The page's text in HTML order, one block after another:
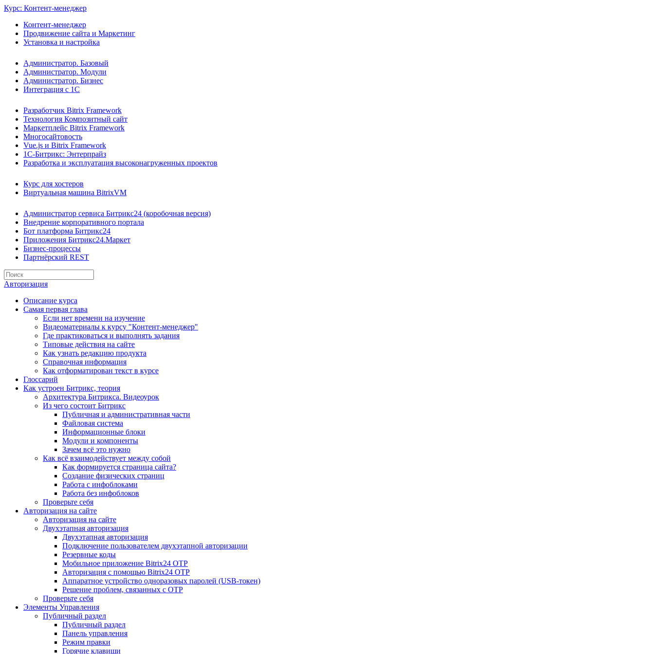
Курс: Контент-менеджер
Контент-менеджер
Продвижение сайта и Маркетинг
Установка и настройка
Администратор. Базовый
Администратор. Модули
Администратор. Бизнес
Интеграция с 1С
Разработчик Bitrix Framework
Технология Композитный сайт
Маркетплейс Bitrix Framework
Многосайтовость
Vue.js и Bitrix Framework
1С-Битрикс: Энтерпрайз
Разработка и эксплуатация высоконагруженных проектов
Курс для хостеров
Виртуальная машина BitrixVM
Администратор сервиса Битрикс24 (коробочная версия)
Внедрение корпоративного портала
Бот платформа Битрикс24
Приложения Битрикс24.Маркет
Бизнес-процессы
Партнёрский REST
Авторизация
Описание курса
Самая первая глава
Если нет времени на изучение
Видеоматериалы к курсу "Контент-менеджер"
Где практиковаться и выполнять задания
Типовые действия на сайте
Как узнать редакцию продукта
Справочная информация
Как отформатирован текст в курсе
Глоссарий
Как устроен Битрикс, теория
Архитектура Битрикса. Видеоурок
Из чего состоит Битрикс
Публичная и административная части
Файловая система
Информационные блоки
Модули и компоненты
Зачем всё это нужно
Как всё взаимодействует между собой
Как формируется страница сайта?
Создание физических страниц
Работа с инфоблоками
Работа без инфоблоков
Проверьте себя
Авторизация на сайте
Авторизация на сайте
Двухэтапная авторизация
Двухэтапная авторизация
Подключение пользователем двухэтапной авторизации
Резервные коды
Мобильное приложение Bitrix24 OTP
Авторизация с помощью Bitrix24 OTP
Аппаратное устройство одноразовых паролей (USB-токен)
Решение проблем, связанных с OTP
Проверьте себя
Элементы Управления
Публичный раздел
Публичный раздел
Панель управления
Режим правки
Горячие клавиши